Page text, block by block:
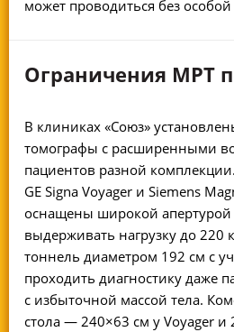
может проводиться без
Ограничения МРТ
В клиниках «Союз»
томографы с расширенными
пациентов разной комплекции.
GE Signa Voyager и Siemens
оснащены широкой
выдерживать нагрузку до 220
тоннель диаметром 192 см с
проходить диагностику даже
с избыточной массой тела.
стола — 240×63 см у Voyager